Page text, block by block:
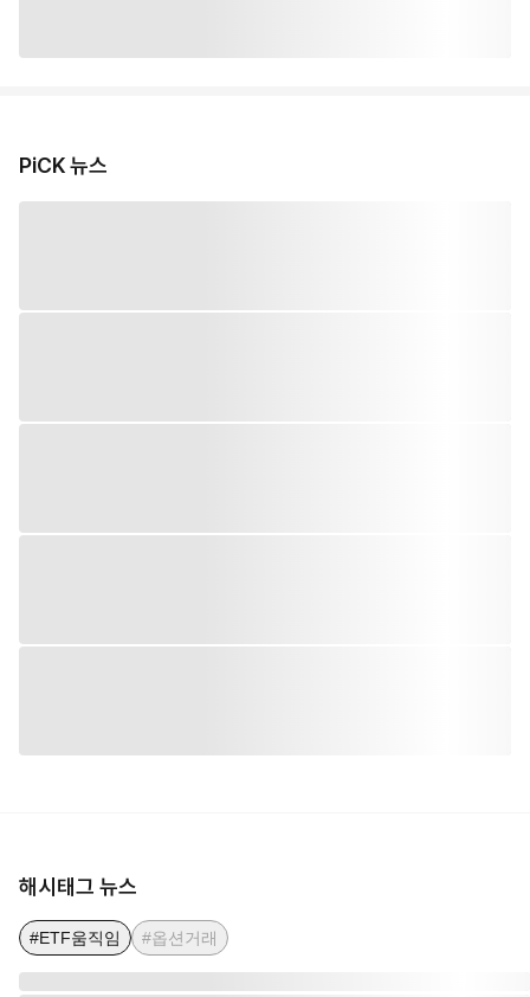
PiCK 뉴스
해시태그 뉴스
#ETF움직임 #옵션거래